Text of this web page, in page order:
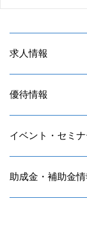
求人情報
優待情報
イベント・セミ
助成金・補助金情